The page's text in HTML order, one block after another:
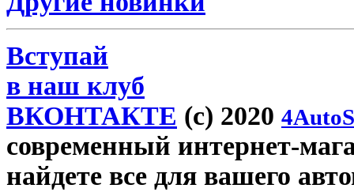
Вступай
в наш клуб
ВКОНТАКТЕ (c) 2020
современный интернет-
найдете все для вашего